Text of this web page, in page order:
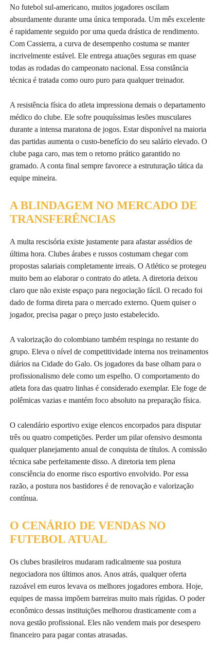
No futebol sul-americano, muitos jogadores oscilam
absurdamente durante uma única temporada. Um mês excelente
é rapidamente seguido por uma queda drástica de rendimento.
Com Cassierra, a curva de desempenho costuma se manter
incrivelmente estável. Ele entrega atuações seguras em quase
todas as rodadas do campeonato nacional. Essa constância
técnica é tratada como ouro puro para qualquer treinador.
A resistência física do atleta impressiona demais o departamento
médico do clube. Ele sofre pouquíssimas lesões musculares
durante a intensa maratona de jogos. Estar disponível na maioria
das partidas aumenta o custo-benefício do seu salário elevado. O
clube paga caro, mas tem o retorno prático garantido no
gramado. A conta final sempre favorece a estruturação tática da
equipe mineira.
A BLINDAGEM NO MERCADO DE
TRANSFERÊNCIAS
A multa rescisória existe justamente para afastar assédios de
última hora. Clubes árabes e russos costumam chegar com
propostas salariais completamente irreais. O Atlético se protegeu
muito bem ao elaborar o contrato do atleta. A diretoria deixou
claro que não existe espaço para negociação fácil. O recado foi
dado de forma direta para o mercado externo. Quem quiser o
jogador, precisa pagar o preço justo estabelecido.
A valorização do colombiano também respinga no restante do
grupo. Eleva o nível de competitividade interna nos treinamentos
diários na Cidade do Galo. Os jogadores da base olham para o
profissionalismo dele como um espelho. O comportamento do
atleta fora das quatro linhas é considerado exemplar. Ele foge de
polêmicas vazias e mantém foco absoluto na preparação física.
O calendário esportivo exige elencos encorpados para disputar
três ou quatro competições. Perder um pilar ofensivo desmonta
qualquer planejamento anual de conquista de títulos. A comissão
técnica sabe perfeitamente disso. A diretoria tem plena
consciência do enorme risco esportivo envolvido. Por essa
razão, a postura nos bastidores é de renovação e valorização
contínua.
O CENÁRIO DE VENDAS NO
FUTEBOL ATUAL
Os clubes brasileiros mudaram radicalmente sua postura
negociadora nos últimos anos. Anos atrás, qualquer oferta
razoável em euros levava os melhores jogadores embora. Hoje,
equipes de massa impõem barreiras muito mais rígidas. O poder
econômico dessas instituições melhorou drasticamente com a
nova gestão profissional. Eles não vendem mais por desespero
financeiro para pagar contas atrasadas.